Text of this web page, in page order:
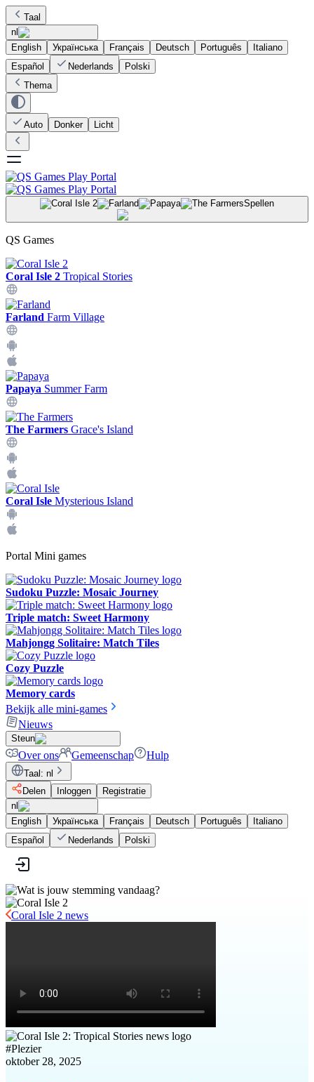
Taal
nl
English
Українська Français Deutsch Português
Italiano
Español
Nederlands
Polski
Thema
Auto Donker Licht
Spellen
QS Games
Coral Isle 2 Tropical Stories
Farland Farm Village
Papaya Summer Farm
The Farmers Grace's Island
Coral Isle Mysterious Island
Portal Mini games
Sudoku Puzzle: Mosaic Journey
Triple match: Sweet Harmony
Mahjongg Solitaire: Match Tiles
Cozy Puzzle
Memory cards
Bekijk alle mini-games
Nieuws
Steun
Over ons Gemeenschap Hulp
Taal : nl
Delen
Inloggen
Registratie
nl
English
Українська Français Deutsch Português
Italiano
Español
Nederlands Polski
Coral Isle 2 news
#Plezier
oktober 28, 2025